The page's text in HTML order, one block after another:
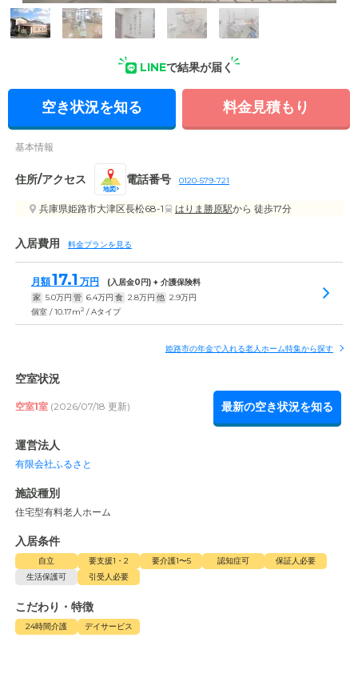
外観の写真
LINEで結果が届く
空き状況を知る 料金見積もり
基本情報
住所/アクセス
地図
電話番号 0120-579-721
兵庫県姫路市大津区長松68-1 はりま勝原駅から 徒歩17分
入居費用 料金プランを見る
月額17.1 万円 (入居金0円) + 介護保険料
家 5.0万円 管 6.4万円 食 2.8万円 他 2.9万円
個室 / 10.17m2 / Aタイプ
姫路市の年金で入れる老人ホーム特集から探す
空室状況
空室1室 (2026/07/18 更新) 最新の空き状況を知る
運営法人
有限会社ふるさと
施設種別
住宅型有料老人ホーム
入居条件
自立 要支援1・2 要介護1〜5 認知症可
保証人必要
生活保護可
引受人必要
こだわり・特徴
24時間介護 デイサービス